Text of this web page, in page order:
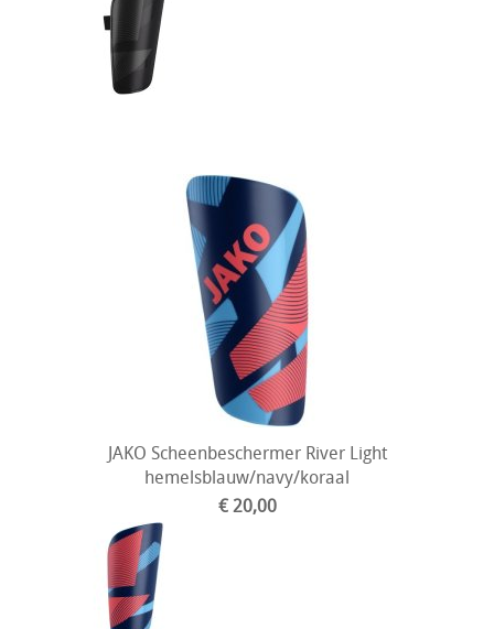
JAKO Scheenbeschermer River Light
hemelsblauw/navy/koraal
€ 20,00